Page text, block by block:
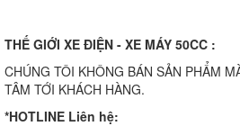
THẾ GIỚI XE ĐIỆN - XE MÁY 50CC :
CHÚNG TÔI KHÔNG BÁN SẢN PHẨM
TÂM TỚI KHÁCH HÀNG.
*HOTLINE Liên hệ: